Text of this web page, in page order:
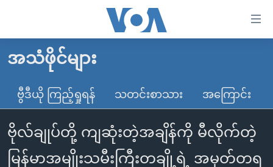
လွယ်ကူ
သည့်
Link
များ
ပင်မ
မူလစာမျက်နှာ
မြန်မာ
ကမ္ဘာ့သတင်းများ
နိုင်ငံတကာ
အမေရိကန်
ဗွီဒီယို
သတင်းလွတ်လပ်ခွင့်
အသံဖိုင်များ
ဗွီဒီယို ကြည့်ရှုရန် သတင်းစာသား အကြောင်း
ဗိုလ်ချုပ်တို့ ကျဆုံးတဲ့အချိန်ကို မီလိုက်တဲ့
မြန်မာအမျိုးသမီးကြီးတချို့ရဲ့ အမှတ်တရ